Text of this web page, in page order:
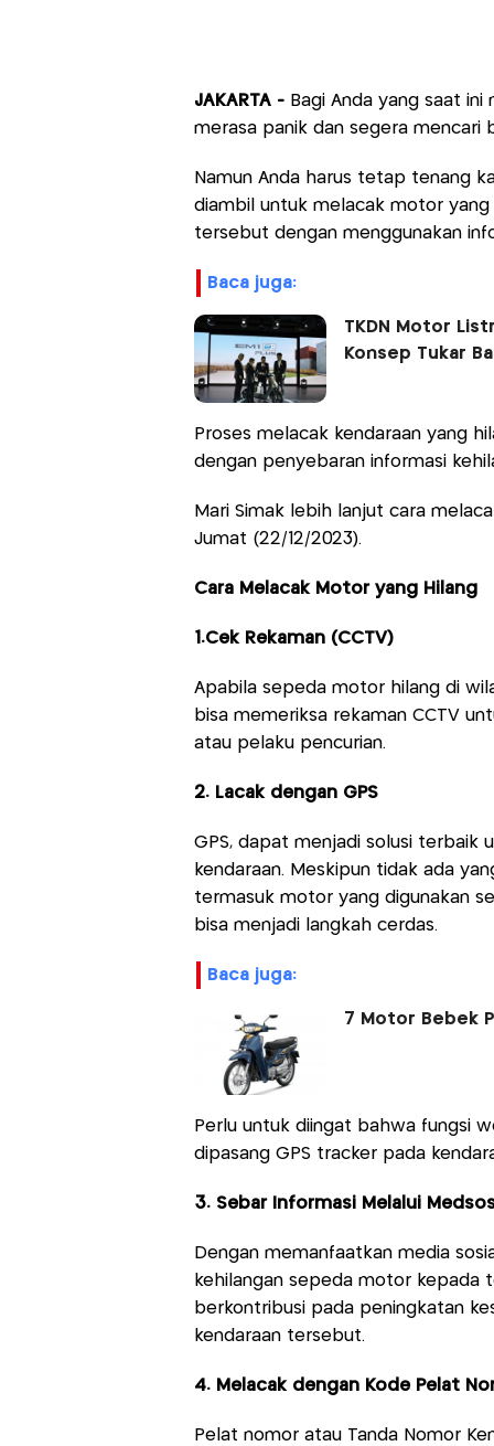
JAKARTA - Bagi Anda yang saat
merasa panik dan segera mencari
Namun Anda harus tetap tenang
diambil untuk melacak motor
tersebut dengan menggunakan
baca juga:
TKDN Motor
Konsep Tukar
Proses melacak kendaraan yang
dengan penyebaran informasi
Mari Simak lebih lanjut cara
Jumat (22/12/2023).
Cara Melacak Motor yang Hilang
1.Cek Rekaman (CCTV)
Apabila sepeda motor hilang di
bisa memeriksa rekaman CCTV
atau pelaku pencurian.
2. Lacak dengan GPS
GPS, dapat menjadi solusi terbaik
kendaraan. Meskipun tidak ada
termasuk motor yang digunakan
bisa menjadi langkah cerdas.
baca juga:
7 Motor Bebek
Perlu untuk diingat bahwa fungsi
dipasang GPS tracker pada
3. Sebar Informasi Melalui
Dengan memanfaatkan media
kehilangan sepeda motor kepada
berkontribusi pada peningkatan
kendaraan tersebut.
4. Melacak dengan Kode Pelat
Pelat nomor atau Tanda Nomor